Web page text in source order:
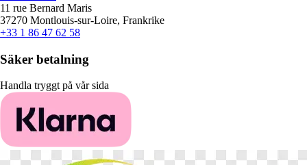
11 rue Bernard Maris
37270 Montlouis-sur-Loire, Frankrike
+33 1 86 47 62 58
Säker betalning
Handla tryggt på vår sida